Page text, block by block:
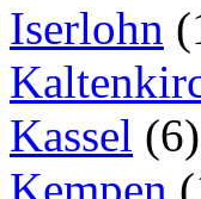
Iserlohn
Kassel (6)
Kempen